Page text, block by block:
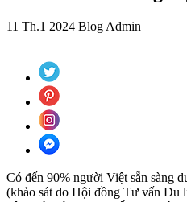
11 Th.1 2024 Blog Admin
Có đến 90% người Việt sẵn sàng
(khảo sát do Hội đồng Tư vấn